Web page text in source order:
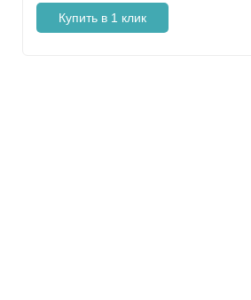
Купить в 1 клик